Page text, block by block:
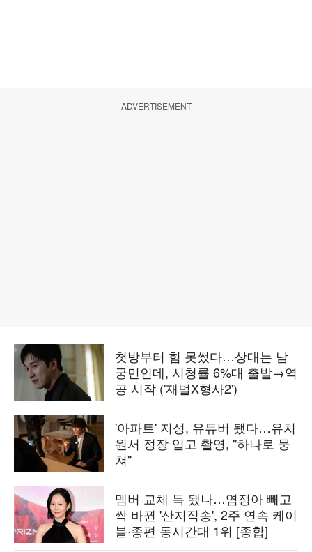
ADVERTISEMENT
첫방부터 힘 못썼다…상대는 남
궁민인데, 시청률 6%대 출발→역
공 시작 ('재벌X형사2')
'아파트' 지성, 유튜버 됐다…유치
원서 정장 입고 촬영, "하나로 뭉
쳐"
멤버 교체 득 됐나…염정아 빼고
싹 바뀐 '산지직송', 2주 연속 케이
블·종편 동시간대 1위 [종합]